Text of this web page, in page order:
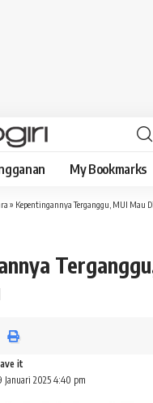
My Bookmarks
» Kepentingannya Terganggu, MUI Mau
Januari 2025 4:40 pm